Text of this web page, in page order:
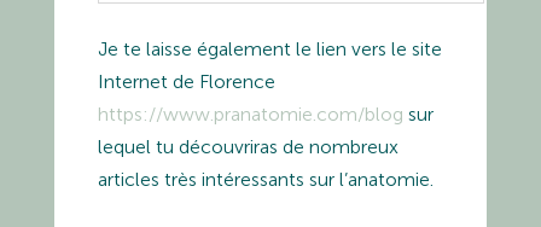
Je te laisse également le lien vers le site
Internet de Florence
https://www.pranatomie.com/blog sur
lequel tu découvriras de nombreux
articles très intéressants sur l’anatomie.